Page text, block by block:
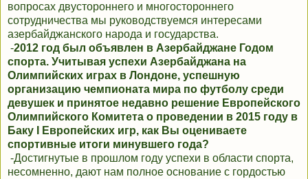
вопросах двустороннего и многостороннего
сотрудничества мы руководствуемся интересами
азербайджанского народа и государства.
-2012 год был объявлен в Азербайджане Годом
спорта. Учитывая успехи Азербайджана на
Олимпийских играх в Лондоне, успешную
организацию чемпионата мира по футболу среди
девушек и принятое недавно решение Европейского
Олимпийского Комитета о проведении в 2015 году в
Баку I Европейских игр, как Вы оцениваете
спортивные итоги минувшего года?
-Достигнутые в прошлом году успехи в области спорта,
несомненно, дают нам полное основание с гордостью